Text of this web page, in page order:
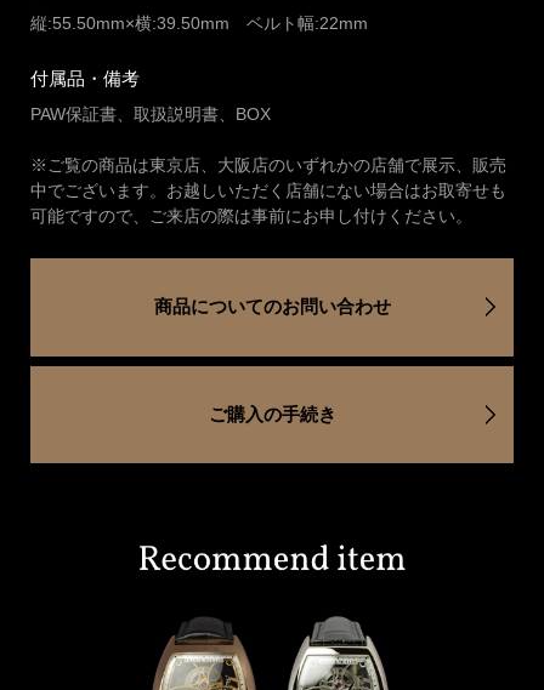
縦:55.50mm×横:39.50mm ベルト幅:22mm
付属品・備考
PAW保証書、取扱説明書、BOX
※ご覧の商品は東京店、大阪店のいずれかの店舗で展示、販売
中でございます。お越しいただく店舗にない場合はお取寄せも
可能ですので、ご来店の際は事前にお申し付けください。
商品についてのお問い合わせ
ご購入の手続き